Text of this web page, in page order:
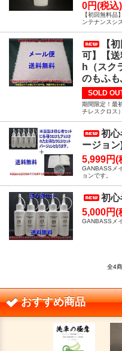
0円(税込)
【初回無料品
ンテナンスシ
【
可】【
h（スク
のもふ
SOLD
期間限定！最
チレスクロス
初
ージョン
5,999円(
GANBASSメ
ョンです。
初心
5,000円(
GANBASSメ
全4
おすすめ商品